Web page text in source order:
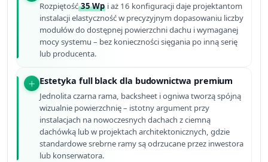
Rozpiętość35 Wp i aż 16 konfiguracji daje projektantom
instalacji elastyczność w precyzyjnym dopasowaniu liczby
modułów do dostępnej powierzchni dachu i wymaganej
mocy systemu – bez konieczności sięgania po inną serię
lub producenta.
Estetyka full black dla budownictwa premium
Jednolita czarna rama, backsheet i ogniwa tworzą spójną
wizualnie powierzchnię – istotny argument przy
instalacjach na nowoczesnych dachach z ciemną
dachówką lub w projektach architektonicznych, gdzie
standardowe srebrne ramy są odrzucane przez inwestora
lub konserwatora.